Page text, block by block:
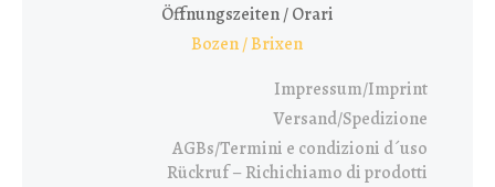
Öffnungszeiten / Orari
Bozen / Brixen
Impressum/Imprint
Versand/Spedizione
AGBs/Termini e condizioni d´uso
Rückruf – Richichiamo di prodotti